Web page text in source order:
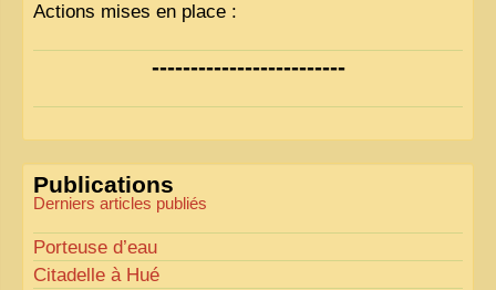
Actions mises en place :
Nous avons déjà ajusté les couleurs pour améliorer
la lisibilité. Votre avis nous intéresse !
« Comme tout bon collectionneur le sait, la
perfection est un idéal… mais nous y travaillons
-------------------------
Publications
Derniers articles publiés
Porteuse d’eau
Citadelle à Hué